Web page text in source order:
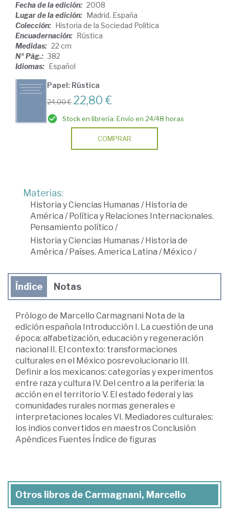
Fecha de la edición: 2008
Lugar de la edición:
Madrid. España
Colección:
Historia de la Sociedad Política
Encuadernación:
Rústica
Medidas: 22 cm
Nº Pág.: 382
Idiomas:
Español
Papel: Rústica
24,00 € 22,80 €
Stock en librería. Envío en 24/48 horas
COMPRAR
Materias:
Historia y Ciencias Humanas/ Historia de
América / Política y Relaciones Internacionales.
Pensamiento político /
Historia y Ciencias Humanas/ Historia de
América / Países. America Latina / México /
Índice Notas
Prólogo de Marcello Carmagnani Nota de la
edición española Introducción I. La cuestión de una
época: alfabetización, educación y regeneración
nacional II. El contexto: transformaciones
culturales en el México posrevolucionario III.
Definir a los mexicanos: categorías y experimentos
entre raza y cultura IV. Del centro a la periferia: la
acción en el territorio V. El estado federal y las
comunidades rurales normas generales e
interpretaciones locales VI. Mediadores culturales:
los indios convertidos en maestros Conclusión
Apéndices Fuentes Índice de figuras
Otros libros de Carmagnani, Marcello